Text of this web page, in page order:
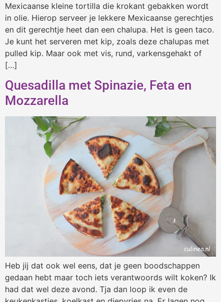
Mexicaanse kleine tortilla die krokant gebakken wordt
in olie. Hierop serveer je lekkere Mexicaanse gerechtjes
en dit gerechtje heet dan een chalupa. Het is geen taco.
Je kunt het serveren met kip, zoals deze chalupas met
pulled kip. Maar ook met vis, rund, varkensgehakt of
[…]
Quesadilla met Spinazie, Feta en
Mozzarella
Heb jij dat ook wel eens, dat je geen boodschappen
gedaan hebt maar toch iets verantwoords wilt koken? Ik
had dat wel deze avond. Tja dan loop ik even de